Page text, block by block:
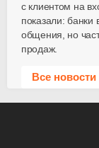
с клиентом на
показали:
общения, но
продаж.
Все новости